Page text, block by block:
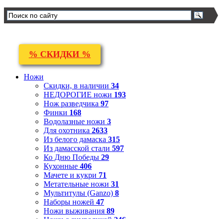
% СКИДКИ %
Ножи
Скидки, в наличии 34
НЕДОРОГИЕ ножи 193
Нож разведчика 97
Финки 168
Водолазные ножи 3
Для охотника 2633
Из белого дамаска 315
Из дамасской стали 597
Ко Дню Победы 29
Кухонные 406
Мачете и кукри 71
Метательные ножи 31
Мультитулы (Ganzo) 8
Наборы ножей 47
Ножи выживания 89